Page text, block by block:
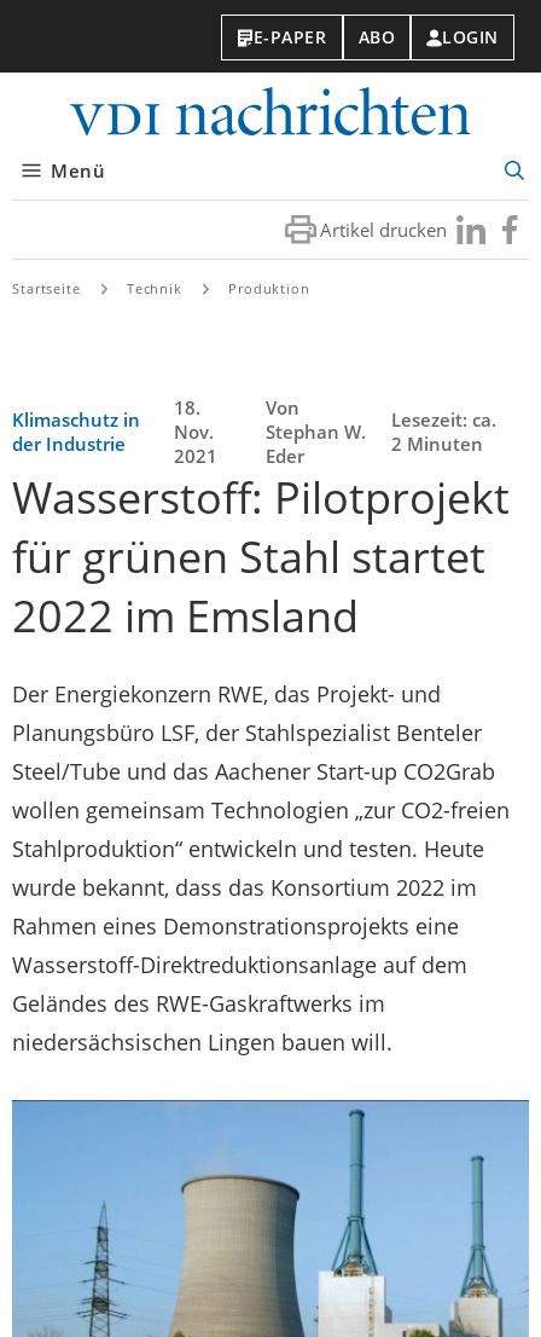
E-PAPER ABO LOGIN
Menü
Artikel drucken Besuchen
Sie
Sie
Startseite Technik Produktion
Klimaschutz in
der Industrie
18.
Nov.
2021
Von
Stephan W.
Eder
Lesezeit: ca.
2 Minuten
Wasserstoff: Pilotprojekt
für grünen Stahl startet
2022 im Emsland
Der Energiekonzern RWE, das Projekt- und
Planungsbüro LSF, der Stahlspezialist Benteler
Steel/Tube und das Aachener Start-up CO2Grab
wollen gemeinsam Technologien „zur CO2-freien
Stahlproduktion“ entwickeln und testen. Heute
wurde bekannt, dass das Konsortium 2022 im
Rahmen eines Demonstrationsprojekts eine
Wasserstoff-Direktreduktionsanlage auf dem
Geländes des RWE-Gaskraftwerks im
niedersächsischen Lingen bauen will.